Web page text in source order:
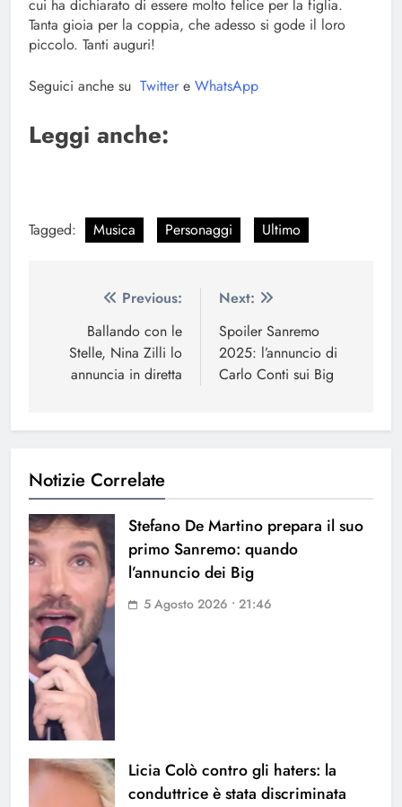
cui ha dichiarato di essere molto felice per la figlia.
Tanta gioia per la coppia, che adesso si gode il loro
piccolo. Tanti auguri!
Seguici anche su Twitter e WhatsApp
Leggi anche:
Tagged: Musica Personaggi Ultimo
Navigazione
articoli
Previous:
Ballando con le
Stelle, Nina Zilli lo
annuncia in diretta
Next:
Spoiler Sanremo
2025: l’annuncio di
Carlo Conti sui Big
Notizie Correlate
Stefano De Martino prepara il suo
primo Sanremo: quando
l’annuncio dei Big
5 Agosto 2026 • 21:46
Licia Colò contro gli haters: la
conduttrice è stata discriminata